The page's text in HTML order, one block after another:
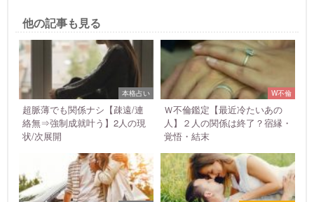
他の記事も見る
本格占い
超脈薄でも関係ナシ【疎遠/連
絡無⇒強制成就叶う】2人の現
状/次展開
W不倫
Ｗ不倫鑑定【最近冷たいあの
人】２人の関係は終了？宿縁・
覚悟・結末